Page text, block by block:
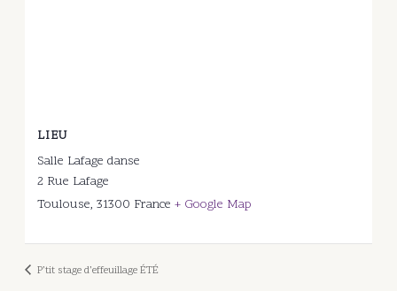
LIEU
Salle Lafage danse
2 Rue Lafage
Toulouse, 31300 France + Google Map
P’tit stage d’effeuillage ÉTÉ